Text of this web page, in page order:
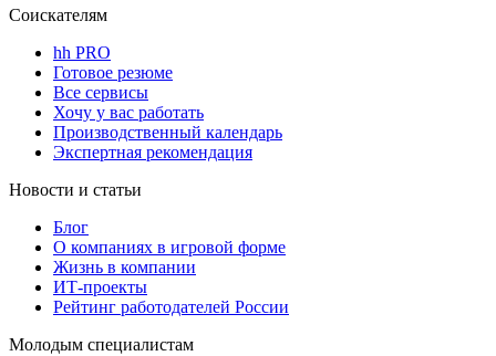
Соискателям
hh PRO
Готовое резюме
Все сервисы
Хочу у вас работать
Производственный календарь
Экспертная рекомендация
Новости и статьи
Блог
О компаниях в игровой форме
Жизнь в компании
ИТ-проекты
Рейтинг работодателей России
Молодым специалистам